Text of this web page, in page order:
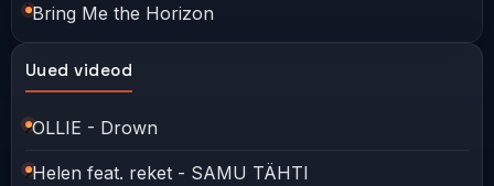
Bring Me the Horizon
Uued videod
OLLIE - Drown
Helen feat. reket - SAMU TÄHTI